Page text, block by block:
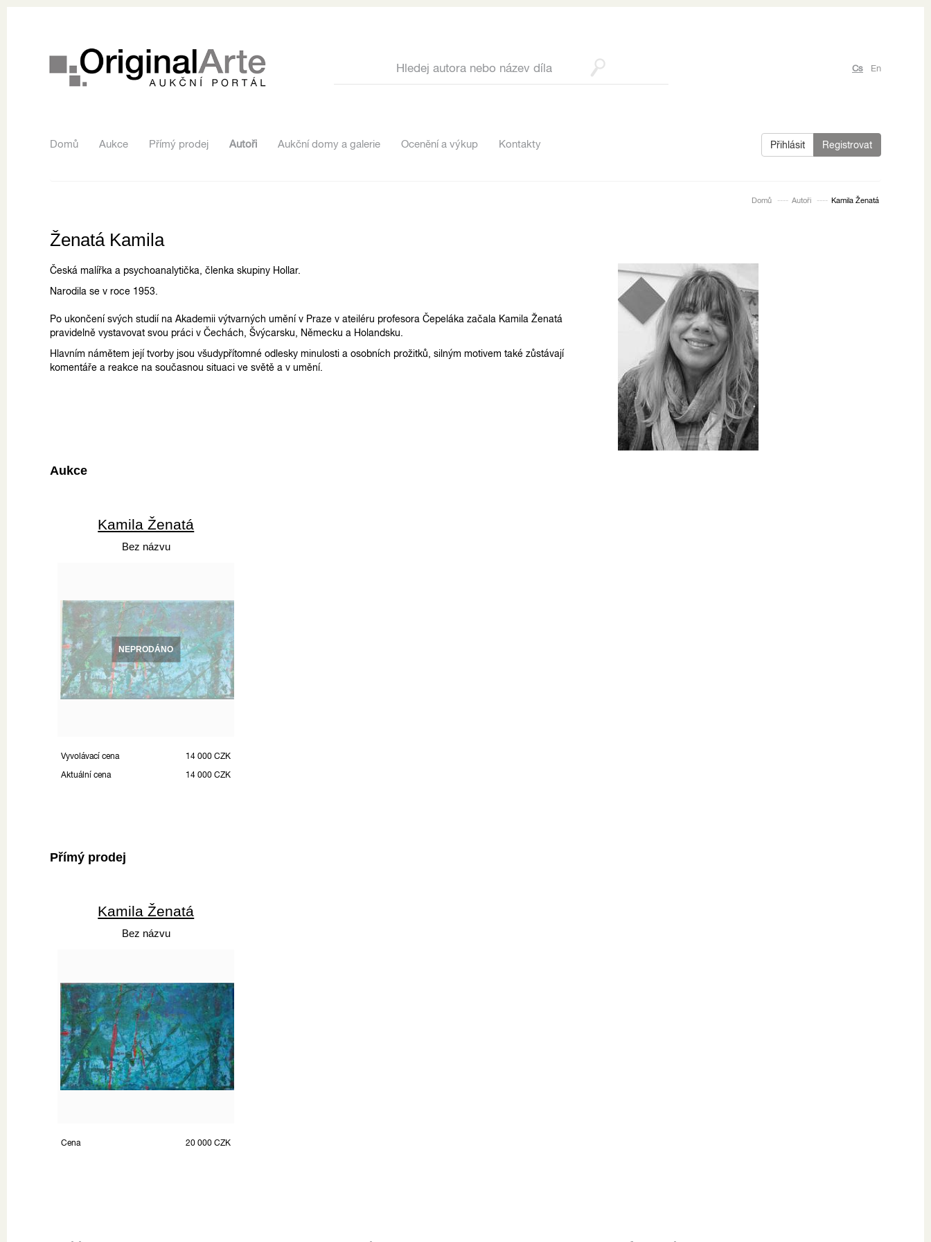
Cs En
Domů Aukce Přímý prodej Autoři Aukční domy a galerie Ocenění a výkup Kontakty Přihlásit Registrovat
Domů Autoři Kamila Ženatá
Ženatá Kamila
Česká malířka a psychoanalytička, členka skupiny Hollar.
Narodila se v roce 1953.
Po ukončení svých studií na Akademii výtvarných umění v Praze v ateiléru profesora Čepeláka začala Kamila Ženatá
pravidelně vystavovat svou práci v Čechách, Švýcarsku, Německu a Holandsku.
Hlavním námětem její tvorby jsou všudypřítomné odlesky minulosti a osobních prožitků, silným motivem také zůstávají
komentáře a reakce na současnou situaci ve světě a v umění.
Aukce
Kamila Ženatá
Bez názvu
NEPRODÁNO
Vyvolávací cena
14 000 CZK
Aktuální cena
14 000 CZK
Přímý prodej
Kamila Ženatá
Bez názvu
Cena 20 000 CZK